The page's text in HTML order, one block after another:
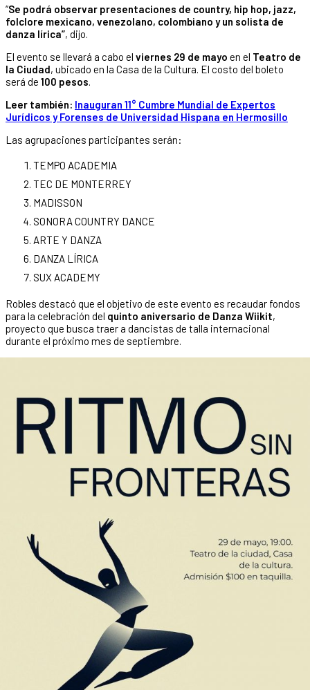
“Se podrá observar presentaciones de country, hip hop, jazz,
folclore mexicano, venezolano, colombiano y un solista de
danza lírica”, dijo.
El evento se llevará a cabo el viernes 29 de mayo en el Teatro de
la Ciudad, ubicado en la Casa de la Cultura. El costo del boleto
será de 100 pesos.
Leer también: Inauguran 11° Cumbre Mundial de Expertos
Jurídicos y Forenses de Universidad Hispana en Hermosillo
Las agrupaciones participantes serán:
TEMPO ACADEMIA
TEC DE MONTERREY
MADISSON
SONORA COUNTRY DANCE
ARTE Y DANZA
DANZA LÍRICA
SUX ACADEMY
Robles destacó que el objetivo de este evento es recaudar fondos
para la celebración del quinto aniversario de Danza Wiikit,
proyecto que busca traer a dancistas de talla internacional
durante el próximo mes de septiembre.